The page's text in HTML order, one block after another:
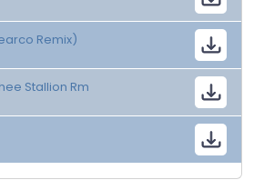
Remix)
Stallion Rm